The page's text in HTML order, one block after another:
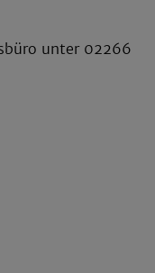
unter 02266